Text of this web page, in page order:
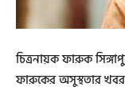
চিত্রনায়ক ফারুক
ফারুকের অসুস্থতার খবর